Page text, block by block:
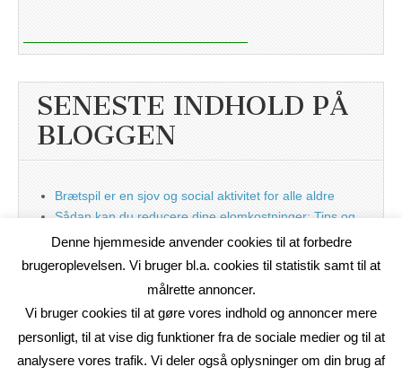
SENESTE INDHOLD PÅ
BLOGGEN
Brætspil er en sjov og social aktivitet for alle aldre
Sådan kan du reducere dine elomkostninger: Tips og
tricks til at spare på elprisen
Nu med blog
Denne hjemmeside anvender cookies til at forbedre
brugeroplevelsen. Vi bruger bl.a. cookies til statistik samt til at
målrette annoncer.
Vi bruger cookies til at gøre vores indhold og annoncer mere
personligt, til at vise dig funktioner fra de sociale medier og til at
analysere vores trafik. Vi deler også oplysninger om din brug af